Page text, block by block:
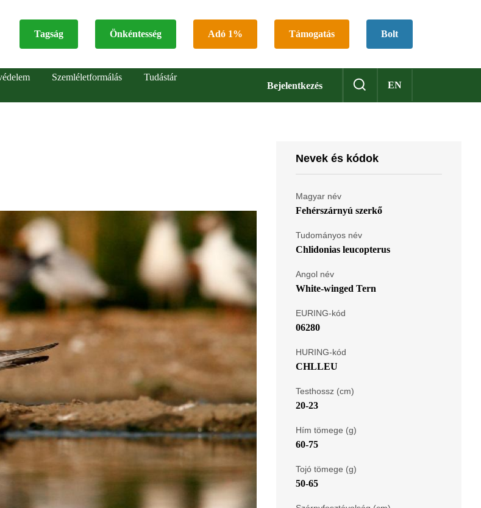
Top
Tagság Önkéntesség Adó 1% Támogatás Bolt
Bejelentkezés EN
Szemléletformálás
Tudástár
Nevek és kódok
Magyar név
Fehérszárnyú szerkő
Tudományos név
Chlidonias leucopterus
Angol név
White-winged Tern
EURING-kód
06280
HURING-kód
CHLLEU
Testhossz (cm)
20-23
Hím tömege (g)
60-75
Tojó tömege (g)
50-65